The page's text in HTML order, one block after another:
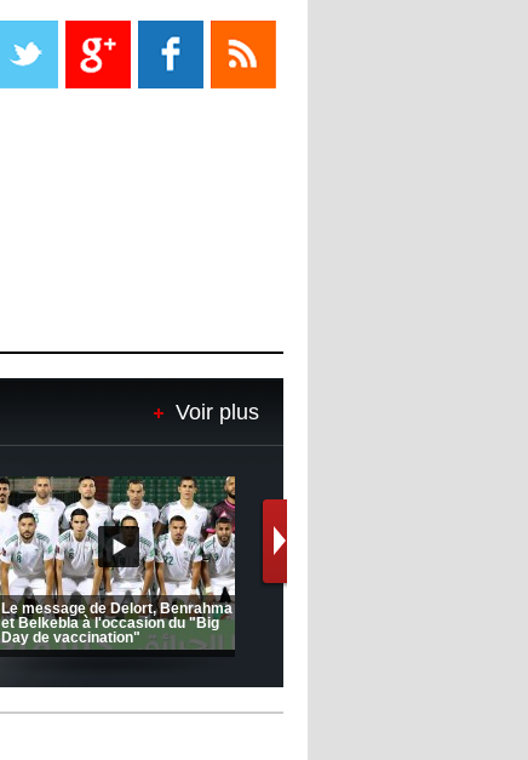
Liverpool mis en vente par son
propriétaire
Voir plus
(Coupe de la CAF) Nkana FC 1 -
CRB 0